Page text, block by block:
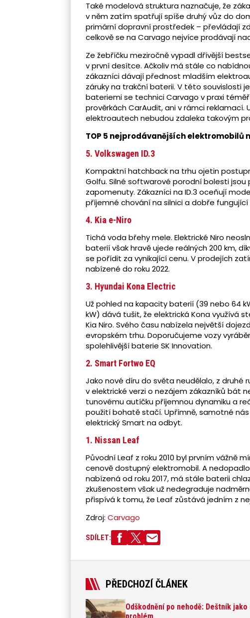
Také modelová struktura naznačuje, že
v něm zatím spatřují spíše druhý vůz do
primární dopravní prostředek – převládají
celkově se na Carvago nejvíce prodávají
Ze žebříčku meziročně vypadl dřívější
v první desítce. Ačkoliv má stále co
zákazníci dávají přednost mladším
záruky na trakční baterii. V této souvislosti
bateriemi se technici Carvago v praxi
prověrkách CarAudit, ani v rámci reklamací.
elektroautech nebudou zdaleka takovým
TOP 5 nejprodávanějších elektromobilů
5. Volkswagen ID.3
Kompaktní hatchback na trhu ojetin
Golfu. Silné softwarové porodní bolesti
zapomenuty. Zákazníci na ID.3 oceňují
příjemné chování na silnici a dobře
4. Kia e-Niro
Tichá voda břehy mele. Elektrické Niro
baterií však hravě ujede reálných 200 km,
se pořídit za vynikající cenu. V prodejích
nabízené do roku 2022.
3. Hyundai Kona Electric
Už pohled na kapacity baterií (39 nebo 64
kW) dává tušit, že elektrická Kona využívá
Kia Niro. Svého času nabízela největší
evropském trhu. Doporučujeme vozy
spolehlivější baterie SK Innovation.
2. Smart Fortwo EQ
Jako nové díru do světa neudělalo, z druhé
v elektrické verzi o nezájem zákazníků bát
tunovému autíčku příjemnou dynamiku a
použití bohatě stačí. Upřímně, samotné
elektrický Smart na odbyt.
1. Nissan Leaf
Původní Leaf z roku 2010 byl prvním vážně
cenově dostupný elektromobil. A
nabízená od roku 2017, má stále baterii
zkušenostem však už nedegraduje
přispívá k tomu, že Leaf zůstává jedním z
Zdroj: Carvago
SDÍLET:
PŘEDCHOZÍ ČLÁNEK
Odškodnění po nehodě: Deštník